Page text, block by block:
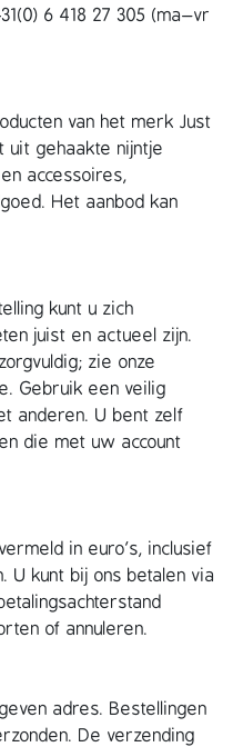
6 418 27 305 (ma–vr
van het merk Just
uit gehaakte nijntje
accessoires,
Het aanbod kan
kunt u zich
juist en actueel zijn.
zie onze
Gebruik een veilig
anderen. U bent zelf
die met uw account
in euro’s, inclusief
U kunt bij ons betalen via
of annuleren.
adres. Bestellingen
De verzending